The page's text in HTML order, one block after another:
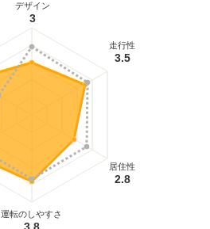
デザイン
3
走行性
3.5
居住性
2.8
運転のしやすさ